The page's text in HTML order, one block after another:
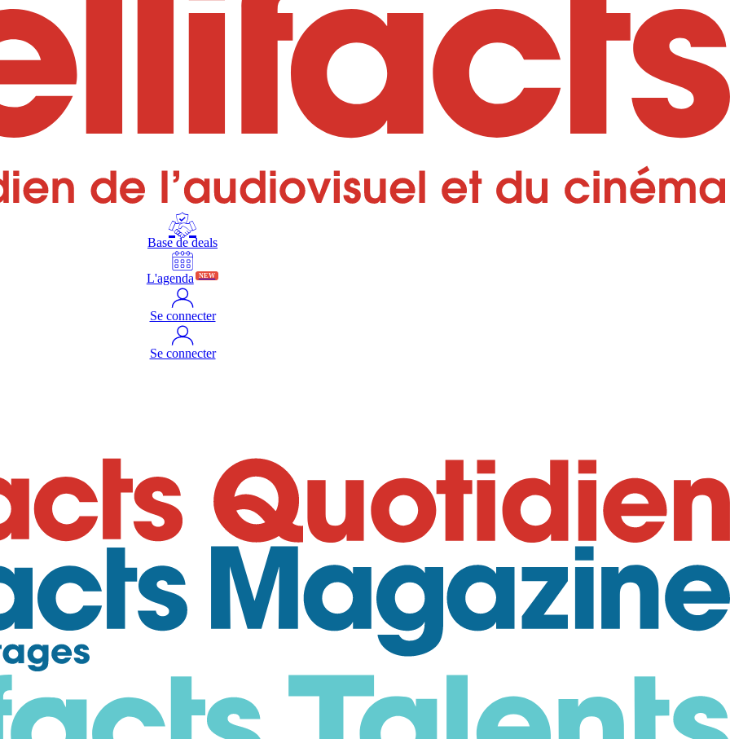
Base de deals
L'agenda NEW
Se connecter
Se connecter